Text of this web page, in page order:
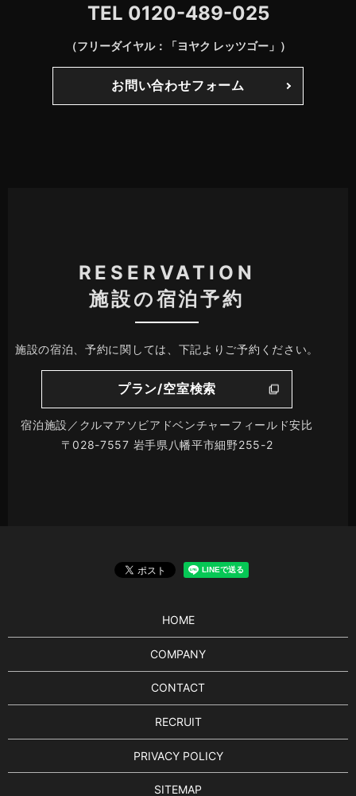
TEL 0120-489-025
（フリーダイヤル：「ヨヤク レッツゴー」）
お問い合わせフォーム
RESERVATION
施設の宿泊予約
施設の宿泊、予約に関しては、下記よりご予約ください。
プラン/空室検索
宿泊施設／クルマアソビアドベンチャーフィールド安比
〒028-7557 岩手県八幡平市細野255-2
HOME
COMPANY
CONTACT
RECRUIT
PRIVACY POLICY
SITEMAP